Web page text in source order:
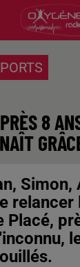
8
Simon,
relancer
Placé,